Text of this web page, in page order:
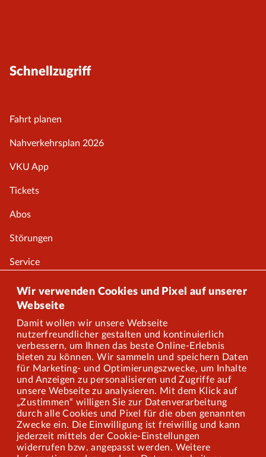
Wir verwenden Cookies und Pixel auf unserer
Webseite
Damit wollen wir unsere Webseite
nutzerfreundlicher gestalten und kontinuierlich
verbessern, um Ihnen das beste Online-Erlebnis
bieten zu können. Wir sammeln und speichern Daten
für Marketing- und Optimierungszwecke, um Inhalte
und Anzeigen zu personalisieren und Zugriffe auf
unsere Webseite zu analysieren. Mit dem Klick auf
„Zustimmen“ willigen Sie zur Datenverarbeitung
durch alle Cookies und Pixel für die oben genannten
Zwecke ein. Die Einwilligung ist freiwillig und kann
jederzeit mittels der Cookie-Einstellungen
widerrufen bzw. angepasst werden. Weitere
Schnellzugriff
Fahrt planen
Nahverkehrsplan 2026
VKU App
Tickets
Abos
Störungen
Service
Onlineshop
Über uns
Karriere
Presse
Mitarbeiterportal
Barrierefreiheit